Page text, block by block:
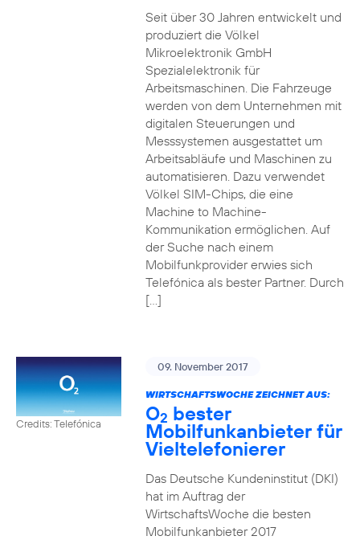
Seit über 30 Jahren entwickelt und
produziert die Völkel
Mikroelektronik GmbH
Spezialelektronik für
Arbeitsmaschinen. Die Fahrzeuge
werden von dem Unternehmen mit
digitalen Steuerungen und
Messsystemen ausgestattet um
Arbeitsabläufe und Maschinen zu
automatisieren. Dazu verwendet
Völkel SIM-Chips, die eine
Machine to Machine-
Kommunikation ermöglichen. Auf
der Suche nach einem
Mobilfunkprovider erwies sich
Telefónica als bester Partner. Durch
[…]
Credits: Telefónica
09. November 2017
WIRTSCHAFTSWOCHE ZEICHNET AUS:
O2 bester
Mobilfunkanbieter für
Vieltelefonierer
Das Deutsche Kundeninstitut (DKI)
hat im Auftrag der
WirtschaftsWoche die besten
Mobilfunkanbieter 2017